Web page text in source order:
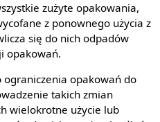
zużyte opakowania,
z ponownego użycia z
się do nich odpadów
opakowań.
opakowań do
takich zmian
wielokrotne użycie lub